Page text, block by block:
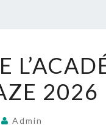
2026
Admin